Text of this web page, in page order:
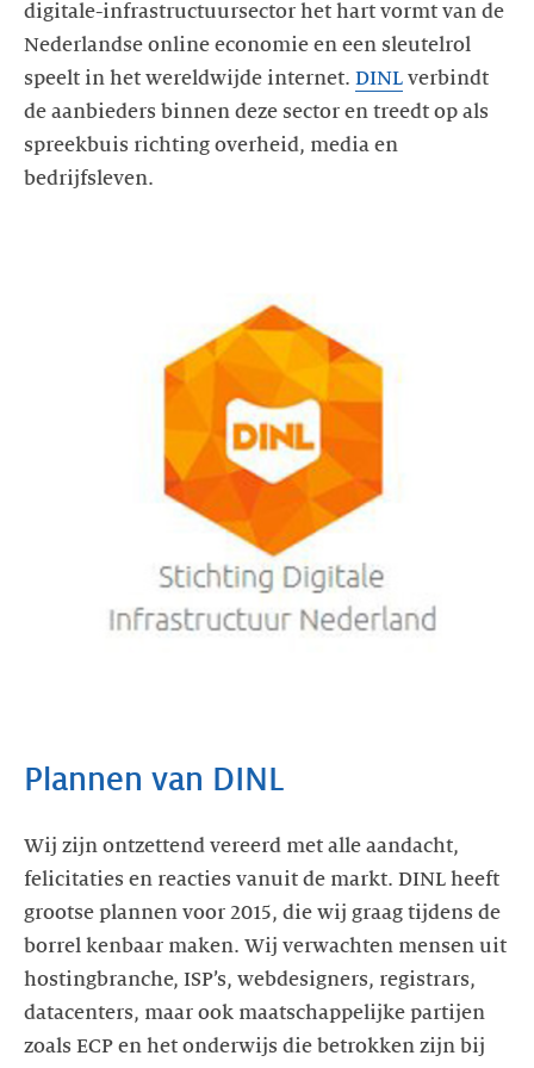
digitale-infrastructuursector het hart vormt van de
Nederlandse online economie en een sleutelrol
speelt in het wereldwijde internet. DINL verbindt
de aanbieders binnen deze sector en treedt op als
spreekbuis richting overheid, media en
bedrijfsleven.
Plannen van DINL
Wij zijn ontzettend vereerd met alle aandacht,
felicitaties en reacties vanuit de markt. DINL heeft
grootse plannen voor 2015, die wij graag tijdens de
borrel kenbaar maken. Wij verwachten mensen uit
hostingbranche, ISP’s, webdesigners, registrars,
datacenters, maar ook maatschappelijke partijen
zoals ECP en het onderwijs die betrokken zijn bij